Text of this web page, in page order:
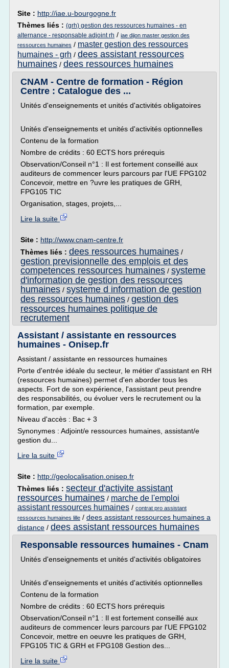
Site : http://iae.u-bourgogne.fr
Thèmes liés : (grh) gestion des ressources humaines - en
alternance - responsable adjoint rh / iae dijon master gestion des
ressources humaines / master gestion des ressources
humaines - grh / dees assistant ressources
humaines / dees ressources humaines
CNAM - Centre de formation - Région
Centre : Catalogue des ...
Unités d'enseignements et unités d'activités obligatoires
Unités d'enseignements et unités d'activités optionnelles
Contenu de la formation
Nombre de crédits : 60 ECTS hors prérequis
Observation/Conseil n°1 : Il est fortement conseillé aux
auditeurs de commencer leurs parcours par l'UE FPG102
Concevoir, mettre en ?uvre les pratiques de GRH,
FPG105 TIC
Organisation, stages, projets,...
Lire la suite
Site : http://www.cnam-centre.fr
Thèmes liés : dees ressources humaines /
gestion previsionnelle des emplois et des
competences ressources humaines / systeme
d'information de gestion des ressources
humaines / systeme d information de gestion
des ressources humaines / gestion des
ressources humaines politique de
recrutement
Assistant / assistante en ressources
humaines - Onisep.fr
Assistant / assistante en ressources humaines
Porte d'entrée idéale du secteur, le métier d'assistant en RH
(ressources humaines) permet d'en aborder tous les
aspects. Fort de son expérience, l'assistant peut prendre
des responsabilités, ou évoluer vers le recrutement ou la
formation, par exemple.
Niveau d'accès : Bac + 3
Synonymes : Adjoint/e ressources humaines, assistant/e
gestion du...
Lire la suite
Site : http://geolocalisation.onisep.fr
Thèmes liés : secteur d'activite assistant
ressources humaines / marche de l'emploi
assistant ressources humaines / contrat pro assistant
ressources humaines lille / dees assistant ressources humaines a
distance / dees assistant ressources humaines
Responsable ressources humaines - Cnam
Unités d'enseignements et unités d'activités obligatoires
Unités d'enseignements et unités d'activités optionnelles
Contenu de la formation
Nombre de crédits : 60 ECTS hors prérequis
Observation/Conseil n°1 : Il est fortement conseillé aux
auditeurs de commencer leurs parcours par l'UE FPG102
Concevoir, mettre en oeuvre les pratiques de GRH,
FPG105 TIC & GRH et FPG108 Gestion des...
Lire la suite